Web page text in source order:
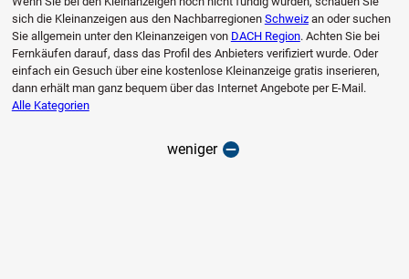
sich die Kleinanzeigen aus den Nachbarregionen Schweizan oder suchen
Sie allgemein unter den Kleinanzeigen von DACH Region. Achten Sie bei
Fernkäufen darauf, dass das Profil des Anbieters verifiziert wurde. Oder
einfach ein Gesuch über eine kostenlose Kleinanzeige gratis inserieren,
dann erhält man ganz bequem über das Internet Angebote per E-Mail.
Alle Kategorien
weniger